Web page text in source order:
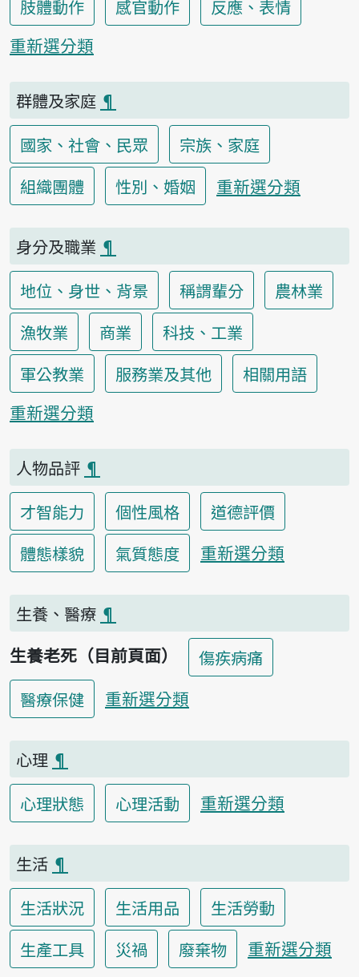
肢體動作 感官動作
反應、表情
重新選分類
群體及家庭 ¶
國家、社會、民眾
宗族、家庭
組織團體
性別、婚姻 重新選分類
身分及職業 ¶
地位、身世、背景
稱謂輩分
農林業
漁牧業
商業
科技、工業
軍公教業
服務業及其他
相關用語
重新選分類
人物品評 ¶
才智能力
個性風格
道德評價
體態樣貌
氣質態度 重新選分類
生養、醫療 ¶
生養老死（目前頁面）
傷疾病痛
醫療保健
重新選分類
心理 ¶
心理狀態
心理活動 重新選分類
生活 ¶
生活狀況
生活用品
生活勞動
生產工具
災禍 廢棄物 重新選分類